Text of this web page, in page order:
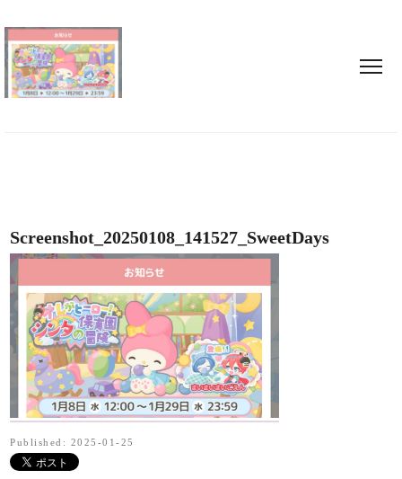
Screenshot_20250108_141527_SweetDays
Published: 2025-01-25